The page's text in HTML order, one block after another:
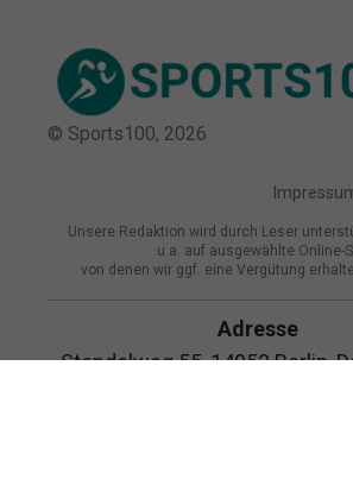
© Sports100, 2026
Unsere Redaktion wird durch Leser
u.a. auf ausgewählte Online-
von denen wir ggf. eine Vergütung
Adresse
Stendelweg 55, 14052 Berlin,